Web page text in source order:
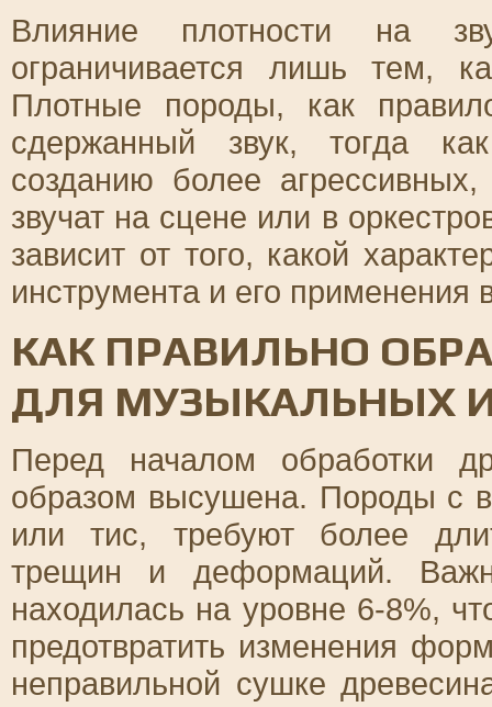
Влияние плотности на
ограничивается лишь тем,
Плотные породы, как
сдержанный звук, тогда
созданию более
звучат на сцене или в
зависит от того, какой
инструмента и его применения
КАК ПРАВИЛЬНО
ДЛЯ МУЗЫКАЛЬНЫХ
Перед началом обработки
образом высушена. Породы с
или тис, требуют более
трещин и деформаций.
находилась на уровне 6-8%,
предотвратить изменения
неправильной сушке